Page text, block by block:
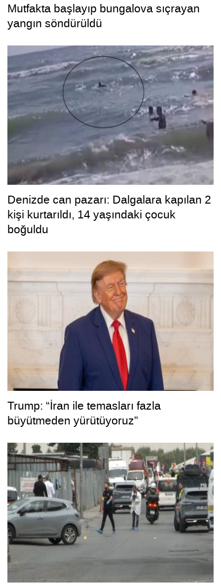
Mutfakta başlayıp bungalova sıçrayan
yangın söndürüldü
Denizde can pazarı: Dalgalara kapılan 2
kişi kurtarıldı, 14 yaşındaki çocuk
boğuldu
Trump: “İran ile temasları fazla
büyütmeden yürütüyoruz”